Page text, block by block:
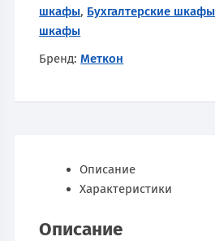
шкафы, Бухгалтерские шкафы
шкафы
Бренд:Меткон
Описание
Характеристики
Описание